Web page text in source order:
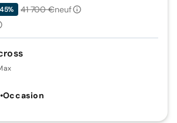
•Occasion
41 700 €neuf